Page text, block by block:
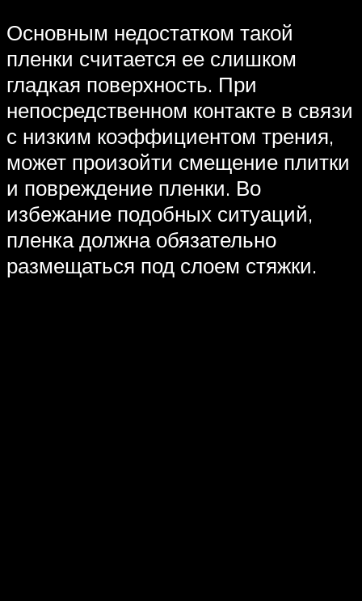
Основным недостатком такой
пленки считается ее слишком
гладкая поверхность. При
непосредственном контакте в связи
с низким коэффициентом трения,
может произойти смещение плитки
и повреждение пленки. Во
избежание подобных ситуаций,
пленка должна обязательно
размещаться под слоем стяжки.